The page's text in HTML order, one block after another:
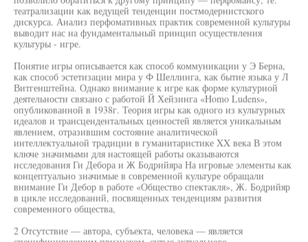
театрализации как ведущей тенденции постмодернистского
дискурса. Анализ перфомативных практик современной культуры
выводит нас на фундаментальный принцип осуществления
культуры - игре.
Понятие игры описывается как способ коммуникации у Э Берна,
как способ эстетизации мира у Ф Шеллинга, как бытие языка у Л
Витгенштейна. Однако внимание к игре как форме культурной
деятельности связано с работой Й Хейзинга «Homo Ludens»,
опубликованной в 1938г. Теория игры как одного из культурных
идеалов и трансцендентальных ценностей является уникальным
явлением, отразившим состояние аналитической
интеллектуальной традиции в гуманитаристике XX века В этом
ключе значимыми для настоящей работы оказываются
исследования Ги Дебора и Ж Бодрийяра На игровые элементы как
концептуально значимые в современной культуре обращали
внимание Ги Дебор в работе «Общество спектакля», Ж. Бодрийяр
в цикле исследований, посвященных тенденциям развития
современного общества,
2 Отсутствие — автора, субъекта, человека — является